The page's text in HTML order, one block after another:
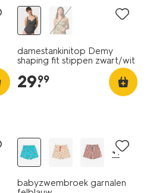
damestankinitop Demy
shaping fit stippen zwart/wit
29.
99
+1
babyzwembroek garnalen